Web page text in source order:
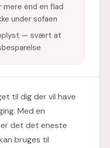
end en flad
under sofaen
— svært at
til dig der vil have
Med en
det det eneste
bruges til